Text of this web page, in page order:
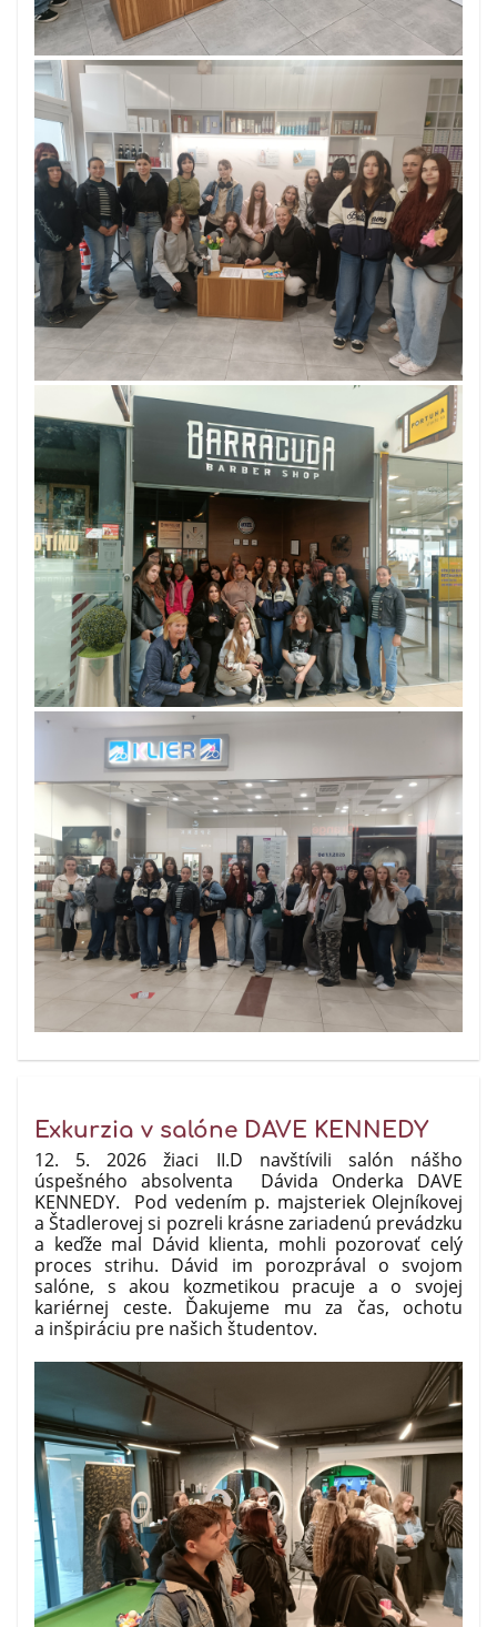
Exkurzia v salóne DAVE KENNEDY
12. 5. 2026 žiaci II.D navštívili salón nášho
úspešného absolventa Dávida Onderka DAVE
KENNEDY. Pod vedením p. majsteriek Olejníkovej
a Štadlerovej si pozreli krásne zariadenú prevádzku
a keďže mal Dávid klienta, mohli pozorovať celý
proces strihu. Dávid im porozprával o svojom
salóne, s akou kozmetikou pracuje a o svojej
kariérnej ceste. Ďakujeme mu za čas, ochotu
a inšpiráciu pre našich študentov.